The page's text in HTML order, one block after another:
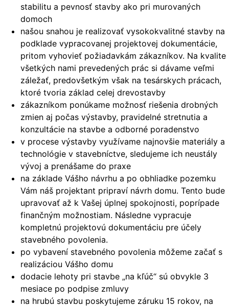
stabilitu a pevnosť stavby ako pri murovaných
domoch
našou snahou je realizovať vysokokvalitné stavby na
podklade vypracovanej projektovej dokumentácie,
pritom vyhovieť požiadavkám zákazníkov. Na kvalite
všetkých nami prevedených prác si dávame veľmi
záležať, predovšetkým však na tesárskych prácach,
ktoré tvoria základ celej drevostavby
zákazníkom ponúkame možnosť riešenia drobných
zmien aj počas výstavby, pravidelné stretnutia a
konzultácie na stavbe a odborné poradenstvo
v procese výstavby využívame najnovšie materiály a
technológie v stavebníctve, sledujeme ich neustály
vývoj a prenášame do praxe
na základe Vášho návrhu a po obhliadke pozemku
Vám náš projektant pripraví návrh domu. Tento bude
upravovať až k Vašej úplnej spokojnosti, poprípade
finančným možnostiam. Následne vypracuje
kompletnú projektovú dokumentáciu pre účely
stavebného povolenia.
po vybavení stavebného povolenia môžeme začať s
realizáciou Vášho domu
dodacie lehoty pri stavbe „na kľúč“ sú obvykle 3
mesiace po podpise zmluvy
na hrubú stavbu poskytujeme záruku 15 rokov, na